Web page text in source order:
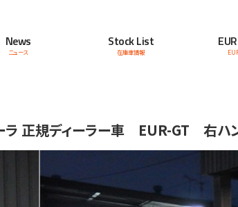
News
ニュース
Stock List
在庫車情報
ラ 正規ディーラー車 EUR-GT 右ハ